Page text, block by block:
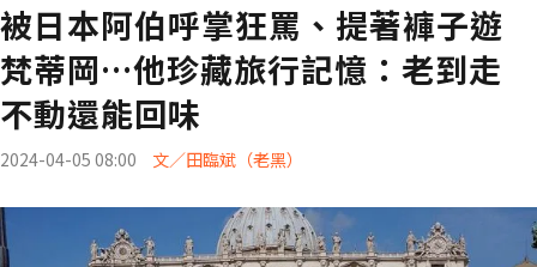
被日本阿伯呼掌狂罵、提著褲子遊
梵蒂岡…他珍藏旅行記憶：老到走
不動還能回味
2024-04-05 08:00 文／田臨斌（老黑）